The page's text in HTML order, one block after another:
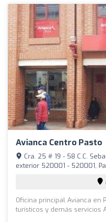
Avianca Centro Pasto
Cra. 25 # 19 - 58 C.C.
exterior 520001 - 520001,
Oficina principal Avianca en
turísticos y demás servicios